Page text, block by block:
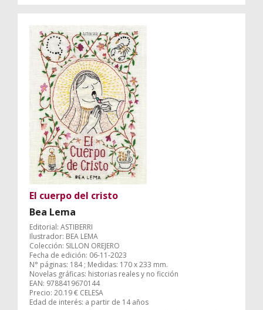
El cuerpo del cristo
Bea Lema
Editorial: ASTIBERRI
Ilustrador: BEA LEMA
Colección: SILLON OREJERO
Fecha de edición: 06-11-2023
N° páginas: 184 ; Medidas: 170 x 233 mm.
Novelas gráficas: historias reales y no ficción
EAN: 9788419670144
Precio: 20.19 € CELESA
Edad de interés: a partir de 14 años